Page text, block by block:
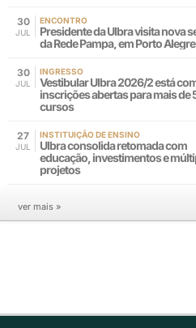
30
JUL
ENCONTRO
Presidente da Ulbra visita nova
da Rede Pampa, em Porto Alegre
30
JUL
INGRESSO
Vestibular Ulbra 2026/2 está
inscrições abertas para mais de
cursos
27
JUL
INSTITUIÇÃO DE ENSINO
Ulbra consolida retomada com
educação, investimentos e
projetos
ver mais »